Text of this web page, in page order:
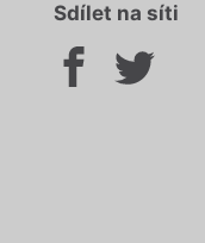
Sdílet na síti